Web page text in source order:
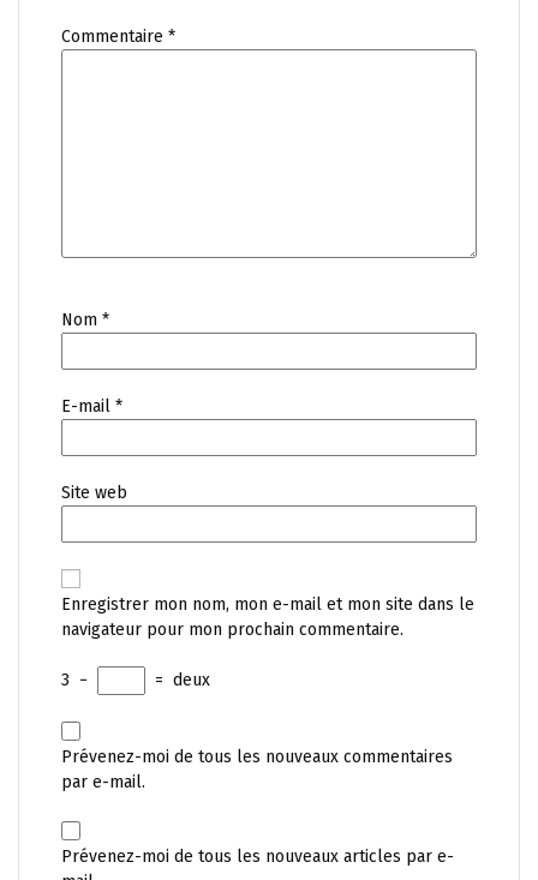
Commentaire *
Nom *
E-mail *
Site web
Enregistrer mon nom, mon e-mail et mon site dans le
navigateur pour mon prochain commentaire.
3 − = deux
Prévenez-moi de tous les nouveaux commentaires
par e-mail.
Prévenez-moi de tous les nouveaux articles par e-